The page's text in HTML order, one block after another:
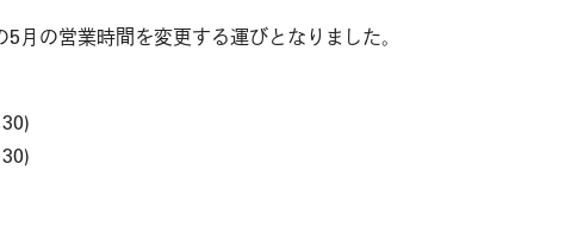
月の営業時間を変更する運びとなりました。